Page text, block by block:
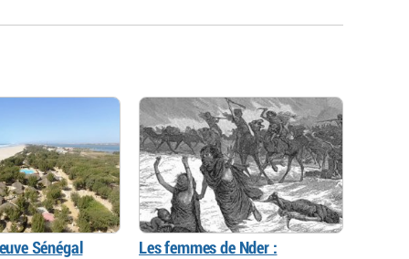
Sénégal
Les femmes de Nder :